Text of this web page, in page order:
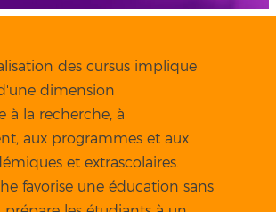
des cursus implique
dimension
à la recherche, à
aux programmes et aux
et extrascolaires.
favorise une éducation sans